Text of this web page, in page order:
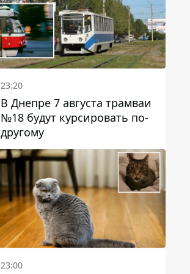
23:20
В Днепре 7 августа трамваи
№18 будут курсировать по-
другому
23:00